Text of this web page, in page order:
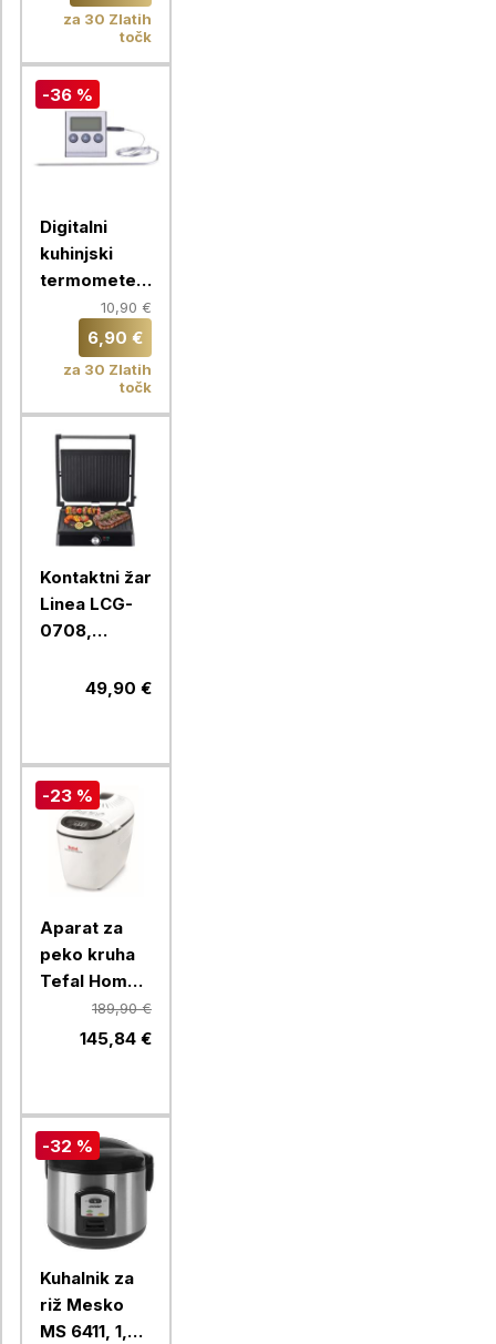
za 30 Zlatih
točk
-36 %
Digitalni
kuhinjski
termometer
in merilnik
časa Emos
E2157
10,90 €
6,90 €
za 30 Zlatih
točk
Kontaktni žar
Linea LCG-
0708,
49,90 €
-23 %
Aparat za
peko kruha
Tefal Home
Baguette,
189,90 €
145,84 €
-32 %
Kuhalnik za
riž Mesko
MS 6411, 1,5